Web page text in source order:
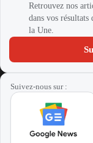
Retrouvez nos
dans vos résultats
la Une.
Suivez-nous sur :